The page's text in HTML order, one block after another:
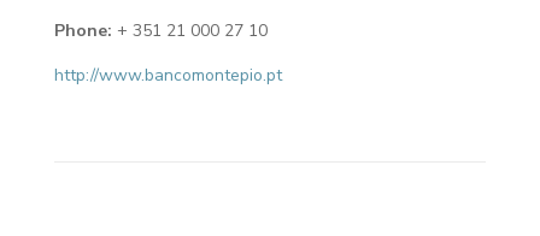
Phone: + 351 21 000 27 10
http://www.bancomontepio.pt